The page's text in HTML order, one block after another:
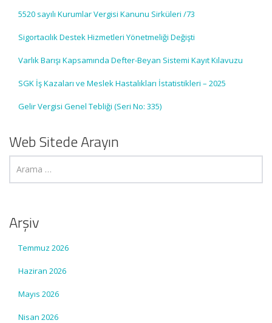
5520 sayılı Kurumlar Vergisi Kanunu Sirküleri /73
Sigortacılık Destek Hizmetleri Yönetmeliği Değişti
Varlık Barışı Kapsamında Defter-Beyan Sistemi Kayıt Kılavuzu
SGK İş Kazaları ve Meslek Hastalıkları İstatistikleri – 2025
Gelir Vergisi Genel Tebliği (Seri No: 335)
Web Sitede Arayın
Arşiv
Temmuz 2026
Haziran 2026
Mayıs 2026
Nisan 2026